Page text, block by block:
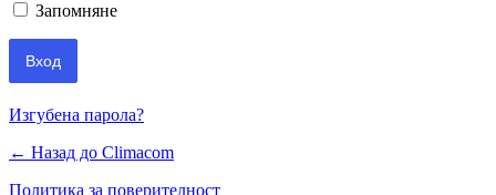
Запомняне
Изгубена парола?
← Назад до Climacom
Политика за поверителност